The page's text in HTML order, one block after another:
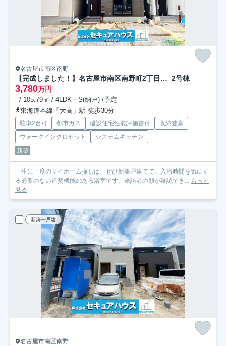
名古屋市南区南野
【完成しました！】名古屋市南区南野町2丁目 全4棟 2号棟
3,780万円
- / 105.79㎡ / 4LDK＋S(納戸) /予定
東海道本線「大高」駅 徒歩30分
駐車2台可 都市ガス 建設住宅性能評価書付
収納豊富
ウォークインクロゼット
システムキッチン
新築
一生に一度のマイホーム探しは、ぜひ新築戸建てで。入浴時間を気にす
る必要のない追焚機能のある浴室です。来訪者の顔が確認でき... もっと
見る
新築一戸建
名古屋市南区南野